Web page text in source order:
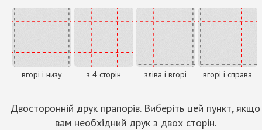
вгорі і низу з 4 сторін зліва і вгорі вгорі і справа
Двосторонній друк прапорів. Виберіть цей пункт, якщо
вам необхідний друк з двох сторін.